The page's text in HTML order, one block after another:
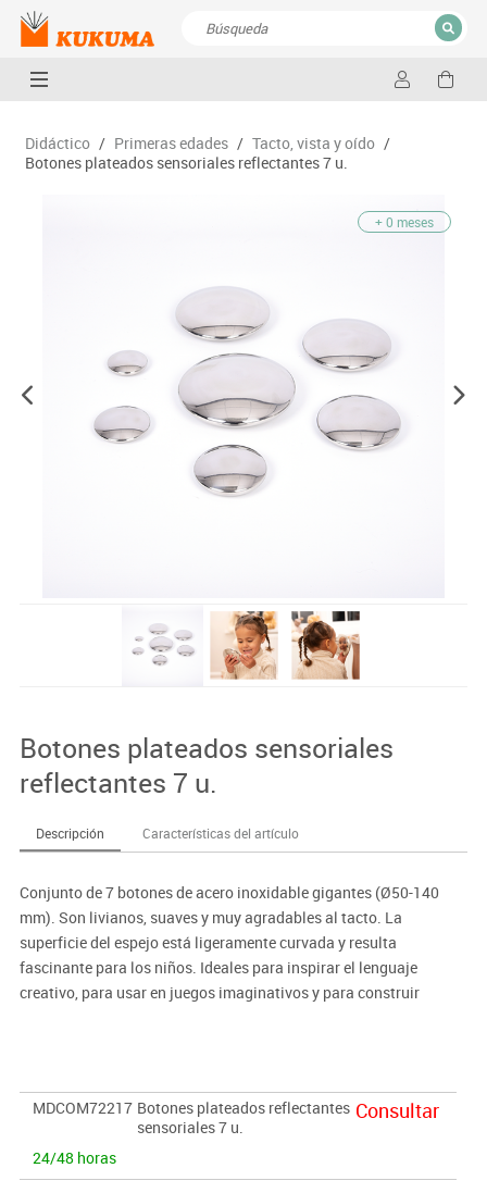
CERRAR
Didáctico / Primeras edades / Tacto, vista y oído /
Botones plateados sensoriales reflectantes 7 u.
+ 0 meses
Botones plateados sensoriales
reflectantes 7 u.
Descripción Características del artículo
Conjunto de 7 botones de acero inoxidable gigantes (Ø50-140
mm). Son livianos, suaves y muy agradables al tacto. La
superficie del espejo está ligeramente curvada y resulta
fascinante para los niños. Ideales para inspirar el lenguaje
creativo, para usar en juegos imaginativos y para construir
MDCOM72217 Botones plateados reflectantes
sensoriales 7 u.
24/48 horas
Consultar